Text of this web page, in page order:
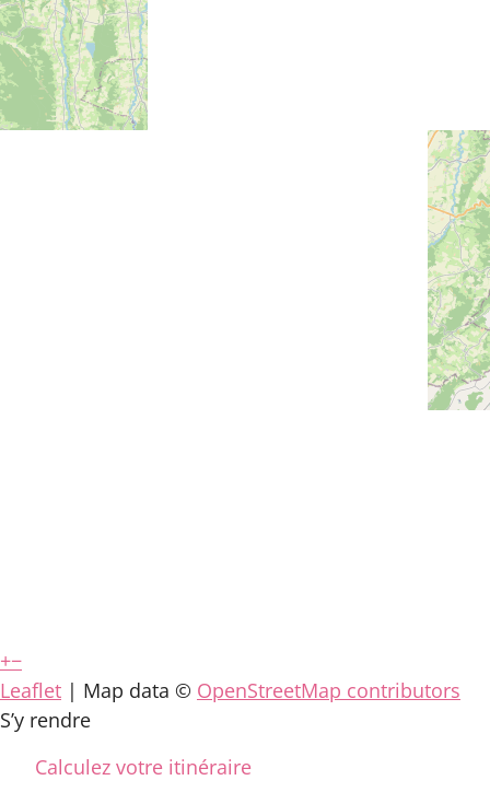
+−
Leaflet | Map data © OpenStreetMap contributors
S’y rendre
Calculez votre itinéraire